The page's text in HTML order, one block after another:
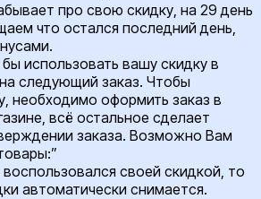
про свою скидку, на 29 день
что остался последний день,
бы использовать вашу скидку в
следующий заказ. Чтобы
необходимо оформить заказ в
всё остальное сделает
заказа. Возможно Вам
воспользовался своей скидкой, то
автоматически снимается.